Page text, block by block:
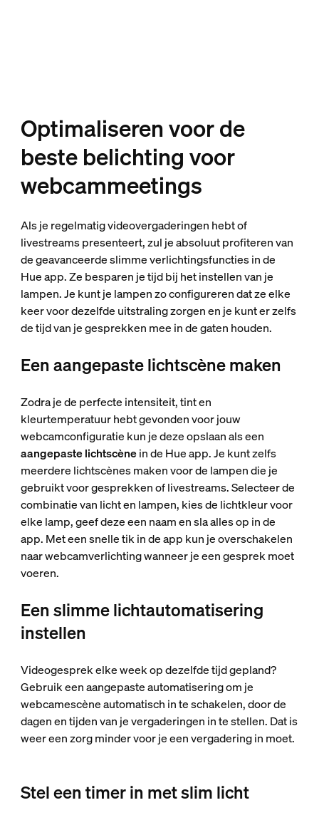
Optimaliseren voor de
beste belichting voor
webcammeetings
Als je regelmatig videovergaderingen hebt of
livestreams presenteert, zul je absoluut profiteren van
de geavanceerde slimme verlichtingsfuncties in de
Hue app. Ze besparen je tijd bij het instellen van je
lampen. Je kunt je lampen zo configureren dat ze elke
keer voor dezelfde uitstraling zorgen en je kunt er zelfs
de tijd van je gesprekken mee in de gaten houden.
Een aangepaste lichtscène maken
Zodra je de perfecte intensiteit, tint en
kleurtemperatuur hebt gevonden voor jouw
webcamconfiguratie kun je deze opslaan als een
aangepaste lichtscènein de Hue app. Je kunt zelfs
meerdere lichtscènes maken voor de lampen die je
gebruikt voor gesprekken of livestreams. Selecteer de
combinatie van licht en lampen, kies de lichtkleur voor
elke lamp, geef deze een naam en sla alles op in de
app. Met een snelle tik in de app kun je overschakelen
naar webcamverlichting wanneer je een gesprek moet
voeren.
Een slimme lichtautomatisering
instellen
Videogesprek elke week op dezelfde tijd gepland?
Gebruik een aangepaste automatisering om je
webcamescène automatisch in te schakelen, door de
dagen en tijden van je vergaderingen in te stellen. Dat is
weer een zorg minder voor je een vergadering in moet.
Stel een timer in met slim licht